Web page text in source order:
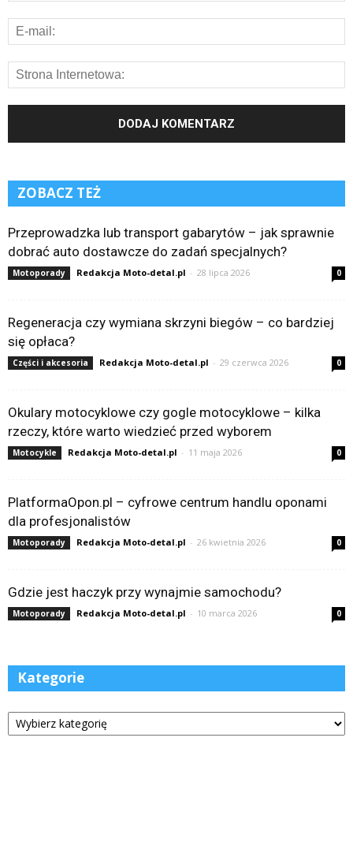
ZOBACZ TEŻ
Przeprowadzka lub transport gabarytów – jak sprawnie
dobrać auto dostawcze do zadań specjalnych?
Motoporady Redakcja Moto-detal.pl - 28 lipca 2026 0
Regeneracja czy wymiana skrzyni biegów – co bardziej
się opłaca?
Części i akcesoria Redakcja Moto-detal.pl - 29 czerwca 2026 0
Okulary motocyklowe czy gogle motocyklowe – kilka
rzeczy, które warto wiedzieć przed wyborem
Motocykle Redakcja Moto-detal.pl - 11 maja 2026 0
PlatformaOpon.pl – cyfrowe centrum handlu oponami
dla profesjonalistów
Motoporady Redakcja Moto-detal.pl - 26 kwietnia 2026 0
Gdzie jest haczyk przy wynajmie samochodu?
Motoporady Redakcja Moto-detal.pl - 10 marca 2026 0
Kategorie
Kategorie